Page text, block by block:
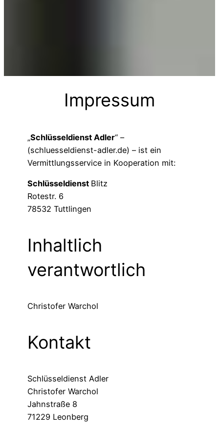
Impressum
„Schlüsseldienst Adler“ –
(schluesseldienst-adler.de) – ist ein
Vermittlungsservice in Kooperation mit:
Schlüsseldienst Blitz
Rotestr. 6
78532 Tuttlingen
Inhaltlich
verantwortlich
Christofer Warchol
Kontakt
Schlüsseldienst Adler
Christofer Warchol
Jahnstraße 8
71229 Leonberg